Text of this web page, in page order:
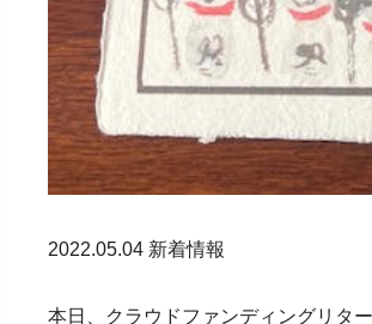
2022.05.04 新着情報
本日、クラウドファンディングリタ